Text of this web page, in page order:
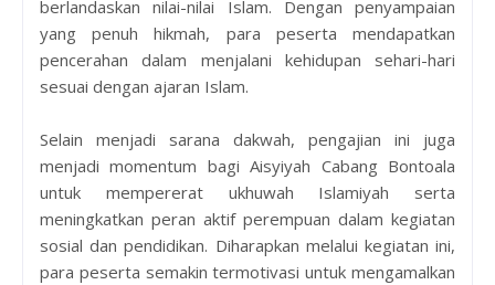
berlandaskan nilai-nilai Islam. Dengan penyampaian
yang penuh hikmah, para peserta mendapatkan
pencerahan dalam menjalani kehidupan sehari-hari
sesuai dengan ajaran Islam.
Selain menjadi sarana dakwah, pengajian ini juga
menjadi momentum bagi Aisyiyah Cabang Bontoala
untuk mempererat ukhuwah Islamiyah serta
meningkatkan peran aktif perempuan dalam kegiatan
sosial dan pendidikan. Diharapkan melalui kegiatan ini,
para peserta semakin termotivasi untuk mengamalkan